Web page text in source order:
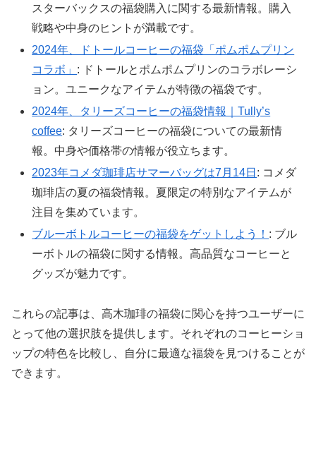
スターバックスの福袋購入に関する最新情報。購入
戦略や中身のヒントが満載です。
2024年、ドトールコーヒーの福袋「ポムポムプリン
コラボ」 : ドトールとポムポムプリンのコラボレーシ
ョン。ユニークなアイテムが特徴の福袋です。
2024年、タリーズコーヒーの福袋情報｜Tully’s
coffee: タリーズコーヒーの福袋についての最新情
報。中身や価格帯の情報が役立ちます。
2023年コメダ珈琲店サマーバッグは7月14日 : コメダ
珈琲店の夏の福袋情報。夏限定の特別なアイテムが
注目を集めています。
ブルーボトルコーヒーの福袋をゲットしよう！ : ブル
ーボトルの福袋に関する情報。高品質なコーヒーと
グッズが魅力です。
これらの記事は、高木珈琲の福袋に関心を持つユーザーに
とって他の選択肢を提供します。それぞれのコーヒーショ
ップの特色を比較し、自分に最適な福袋を見つけることが
できます。